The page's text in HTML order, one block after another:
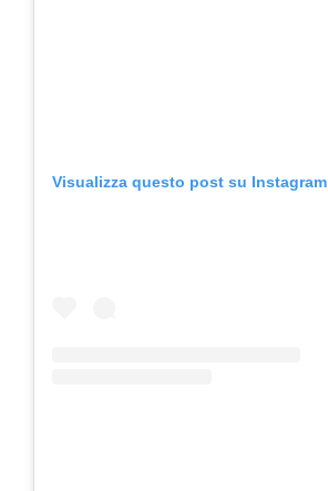
Visualizza questo post su Instagram